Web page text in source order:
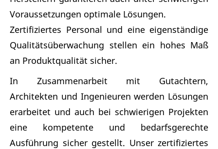
Voraussetzungen optimale Lösungen.
Zertifiziertes Personal und eine eigenständige
Qualitätsüberwachung stellen ein hohes Maß
an Produktqualität sicher.
In Zusammenarbeit mit Gutachtern,
Architekten und Ingenieuren werden Lösungen
erarbeitet und auch bei schwierigen Projekten
eine kompetente und bedarfsgerechte
Ausführung sicher gestellt. Unser zertifiziertes